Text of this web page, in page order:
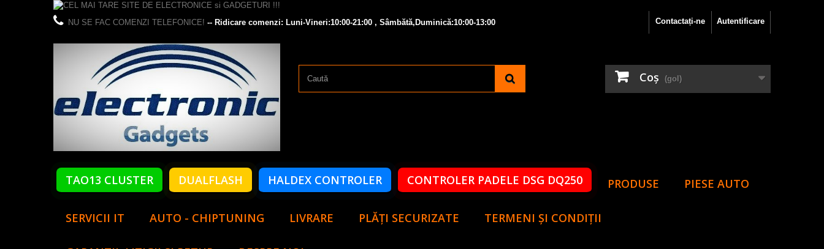
Autentificare
Contactați-ne
NU SE FAC COMENZI TELEFONICE! -- Ridicare comenzi: Luni-Vineri:10:00-21:00 , Sâmbătă,Duminică:10:00-13:00
Coş (gol)
TAO13 CLUSTER DUALFLASH HALDEX CONTROLER CONTROLER PADELE DSG DQ250 PRODUSE PIESE AUTO
SERVICII IT AUTO - CHIPTUNING LIVRARE PLĂȚI SECURIZATE TERMENI ȘI CONDIȚII